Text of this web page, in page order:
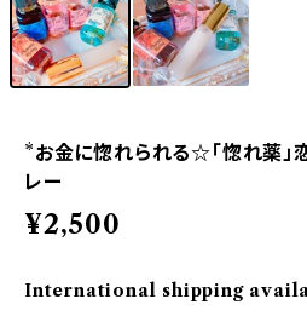
*お金に惚れられる☆「惚れ薬」
レー
¥2,500
International shipping